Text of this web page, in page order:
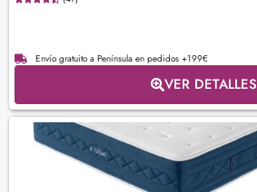
Envío gratuito a Península en pedidos +199€
VER DETALLES